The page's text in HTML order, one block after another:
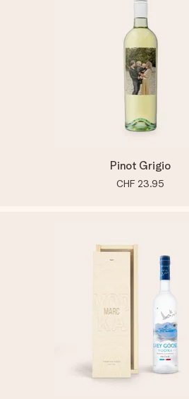
Pinot Grigio
CHF 23.95